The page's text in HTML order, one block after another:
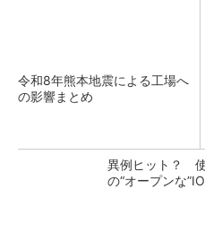
令和8年熊本地震による工場へ
の影響まとめ
異例ヒット？
の“オープンな